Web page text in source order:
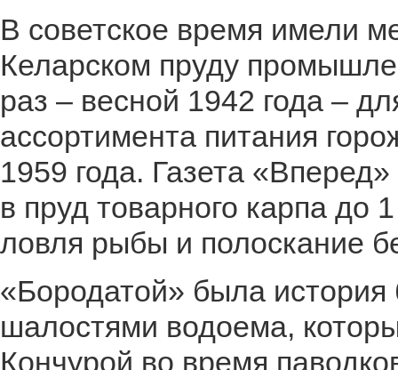
В советское время имели
Келарском пруду
раз – весной 1942 года –
ассортимента питания
1959 года. Газета
в пруд товарного карпа до
ловля рыбы и полоскание
«Бородатой» была история
шалостями водоема,
Кончурой во время